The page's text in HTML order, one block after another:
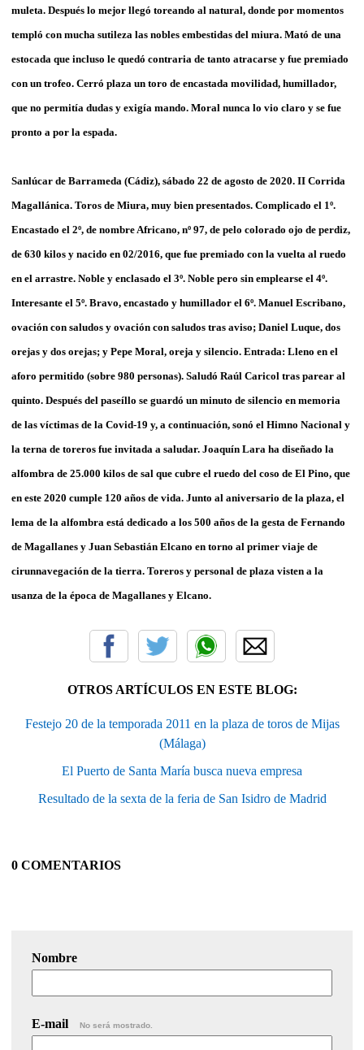
muleta. Después lo mejor llegó toreando al natural, donde por momentos
templó con mucha sutileza las nobles embestidas del miura. Mató de una
estocada que incluso le quedó contraria de tanto atracarse y fue premiado
con un trofeo. Cerró plaza un toro de encastada movilidad, humillador,
que no permitía dudas y exigía mando. Moral nunca lo vio claro y se fue
pronto a por la espada.
Sanlúcar de Barrameda (Cádiz), sábado 22 de agosto de 2020. II Corrida
Magallánica. Toros de Miura, muy bien presentados. Complicado el 1º.
Encastado el 2º, de nombre Africano, nº 97, de pelo colorado ojo de perdiz,
de 630 kilos y nacido en 02/2016, que fue premiado con la vuelta al ruedo
en el arrastre. Noble y enclasado el 3º. Noble pero sin emplearse el 4º.
Interesante el 5º. Bravo, encastado y humillador el 6º. Manuel Escribano,
ovación con saludos y ovación con saludos tras aviso; Daniel Luque, dos
orejas y dos orejas; y Pepe Moral, oreja y silencio. Entrada: Lleno en el
aforo permitido (sobre 980 personas). Saludó Raúl Caricol tras parear al
quinto. Después del paseíllo se guardó un minuto de silencio en memoria
de las víctimas de la Covid-19 y, a continuación, sonó el Himno Nacional y
la terna de toreros fue invitada a saludar. Joaquín Lara ha diseñado la
alfombra de 25.000 kilos de sal que cubre el ruedo del coso de El Pino, que
en este 2020 cumple 120 años de vida. Junto al aniversario de la plaza, el
lema de la alfombra está dedicado a los 500 años de la gesta de Fernando
de Magallanes y Juan Sebastián Elcano en torno al primer viaje de
cirunnavegación de la tierra. Toreros y personal de plaza visten a la
usanza de la época de Magallanes y Elcano.
OTROS ARTÍCULOS EN ESTE BLOG:
Festejo 20 de la temporada 2011 en la plaza de toros de Mijas
(Málaga)
El Puerto de Santa María busca nueva empresa
Resultado de la sexta de la feria de San Isidro de Madrid
0 COMENTARIOS
Nombre
E-mail No será mostrado.